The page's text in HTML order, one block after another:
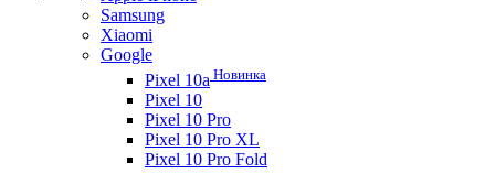
Samsung
Xiaomi
Google
Pixel 10a Новинка
Pixel 10
Pixel 10 Pro
Pixel 10 Pro XL
Pixel 10 Pro Fold